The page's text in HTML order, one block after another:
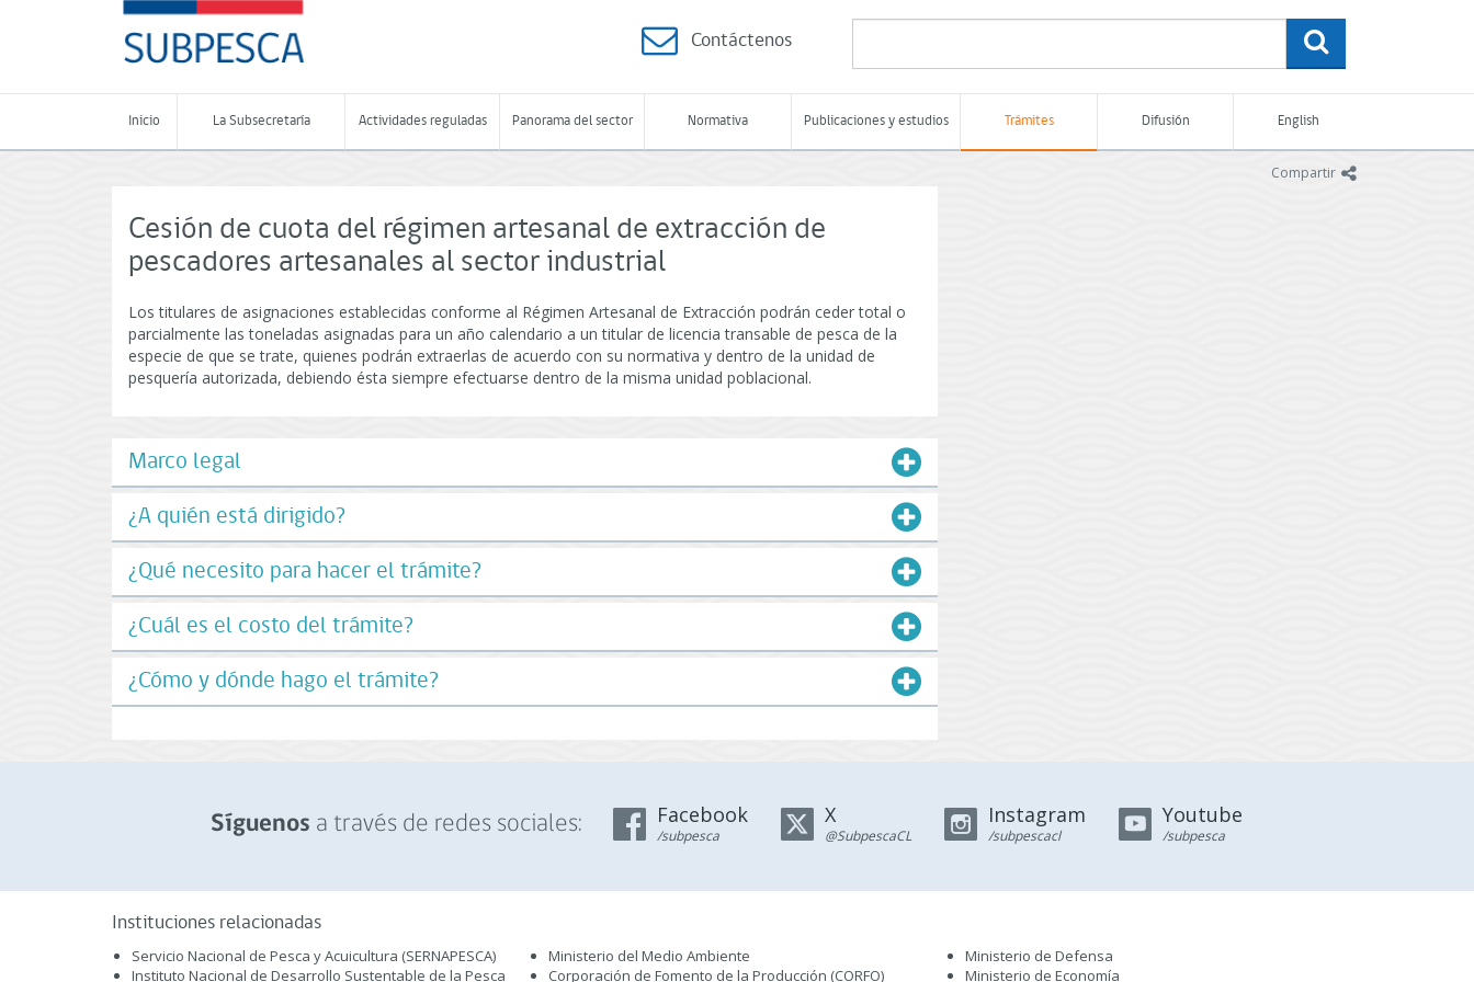
-
Subsecretaría
de
Pesca
Acuicultura
de
Chile
Contáctenos
Inicio La Subsecretaría Actividades reguladas Panorama del sector Normativa Publicaciones y estudios Trámites Difusión English
Compartir icono
Cesión de cuota del régimen artesanal de extracción de
pescadores artesanales al sector industrial
Los titulares de asignaciones establecidas conforme al Régimen Artesanal de Extracción podrán ceder total o
parcialmente las toneladas asignadas para un año calendario a un titular de licencia transable de pesca de la
especie de que se trate, quienes podrán extraerlas de acuerdo con su normativa y dentro de la unidad de
pesquería autorizada, debiendo ésta siempre efectuarse dentro de la misma unidad poblacional.
Marco legal
¿A quién está dirigido?
¿Qué necesito para hacer el trámite?
¿Cuál es el costo del trámite?
¿Cómo y dónde hago el trámite?
Síguenos a través de redes sociales: Facebook
/subpesca
X
@SubpescaCL
Instagram
/subpescacl
Youtube
/subpesca
Instituciones relacionadas
Servicio Nacional de Pesca y Acuicultura (SERNAPESCA)
Instituto Nacional de Desarrollo Sustentable de la Pesca
Ministerio del Medio Ambiente
Corporación de Fomento de la Producción (CORFO)
Ministerio de Defensa
Ministerio de Economía